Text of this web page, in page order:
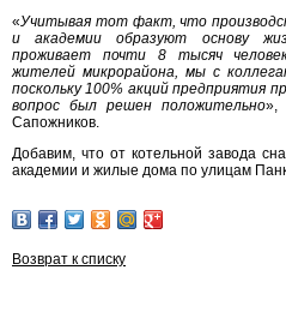
«Учитывая тот факт, что
и академии образуют основу
проживает почти 8 тысяч
жителей микрорайона, мы с
поскольку 100% акций предприятия
вопрос был решен положительно»,
Сапожников.
Добавим, что от котельной завода
академии и жилые дома по улицам
Возврат к списку